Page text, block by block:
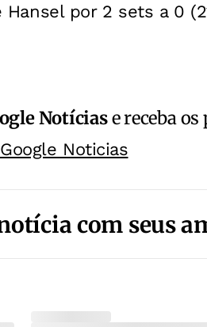
por 2 sets a 0
Notíciase receba
Noticias
com seus